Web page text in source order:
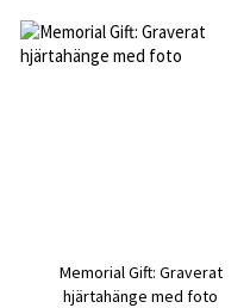
Memorial Gift: Graverat
hjärtahänge med foto